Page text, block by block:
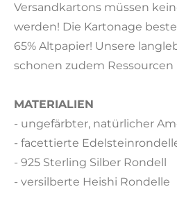
Versandkartons müssen
werden! Die Kartonage
65% Altpapier! Unsere
schonen zudem
MATERIALIEN
- ungefärbter, natürlicher
- facettierte
- 925 Sterling Silber Rondell
- versilberte Heishi Rondelle